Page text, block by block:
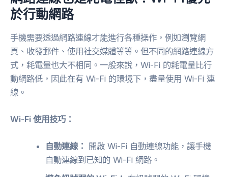
於行動網路
手機需要透過網路連線才能進行各種操作，例如瀏覽網
頁、收發郵件、使用社交媒體等等。但不同的網路連線方
式，耗電量也大不相同。一般來說，Wi-Fi 的耗電量比行
動網路低，因此在有 Wi-Fi 的環境下，盡量使用 Wi-Fi 連
線。
Wi-Fi 使用技巧：
自動連線：
開啟 Wi-Fi 自動連線功能，讓手機
自動連線到已知的 Wi-Fi 網路。